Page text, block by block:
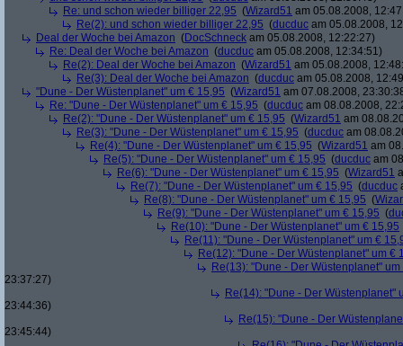
Re: und schon wieder billiger 22,95 (Wizard51 am 05.08.2008,
Re(2): und schon wieder billiger 22,95 (ducduc am 05.08.2008,
Deal der Woche bei Amazon (DocSchneck am 05.08.2008, 12:22:27)
Re: Deal der Woche bei Amazon (ducduc am 05.08.2008, 12:34:51)
Re(2): Deal der Woche bei Amazon (Wizard51 am 05.08.2008,
Re(3): Deal der Woche bei Amazon (ducduc am 05.08.2008,
"Dune - Der Wüstenplanet" um € 15,95 (Wizard51 am 07.08.2008,
Re: "Dune - Der Wüstenplanet" um € 15,95 (ducduc am 08.08.2008,
Re(2): "Dune - Der Wüstenplanet" um € 15,95 (Wizard51 am
Re(3): "Dune - Der Wüstenplanet" um € 15,95 (ducduc am
Re(4): "Dune - Der Wüstenplanet" um € 15,95 (Wizard51 am
Re(5): "Dune - Der Wüstenplanet" um € 15,95 (ducduc am
Re(6): "Dune - Der Wüstenplanet" um € 15,95 (Wizard51
Re(7): "Dune - Der Wüstenplanet" um € 15,95 (ducduc
Re(8): "Dune - Der Wüstenplanet" um € 15,95 (
Re(9): "Dune - Der Wüstenplanet" um € 15,95 (
Re(10): "Dune - Der Wüstenplanet" um € 15,95
Re(11): "Dune - Der Wüstenplanet" um €
Re(12): "Dune - Der Wüstenplanet" um €
Re(13): "Dune - Der Wüstenplanet"
23:37:27)
Re(14): "Dune - Der Wüstenplanet"
23:44:36)
Re(15): "Dune - Der
23:45:44)